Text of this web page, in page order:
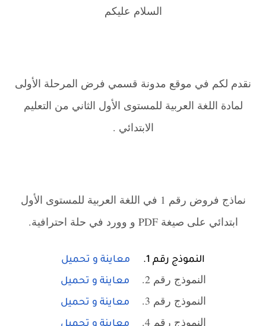
السلام عليكم
نقدم لكم في موقع مدونة قسمي فرض المرحلة الأولى
لمادة اللغة العربية للمستوى الأول الثاني من التعليم
الابتدائي .
نماذج فروض رقم 1 في اللغة العربية للمستوى الأول
ابتدائي على صيغة PDF و وورد في حلة احترافية.
النموذج رقم 1. معاينة و تحميل
النموذج رقم 2. معاينة و تحميل
النموذج رقم 3. معاينة و تحميل
النموذج رقم 4.